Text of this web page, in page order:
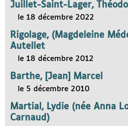
Juillet-Saint-Lager,
le 18 décembre 2022
Rigolage, (Magdeleine
Autellet
le 18 décembre 2012
Barthe, [Jean] Marcel
le 5 décembre 2010
Martial, Lydie (née Anna
Carnaud)